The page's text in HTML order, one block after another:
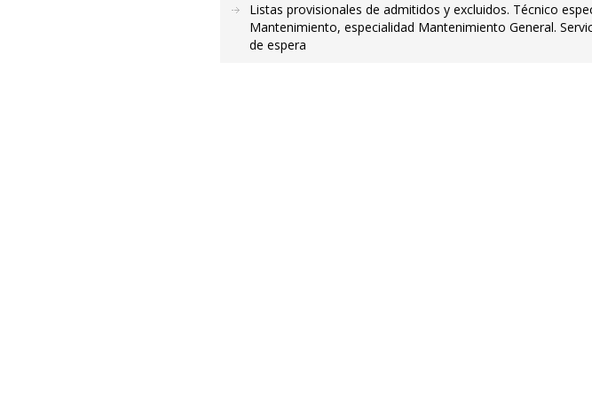
Listas provisionales de admitidos y excluidos. Técnico
Mantenimiento, especialidad Mantenimiento General.
de espera